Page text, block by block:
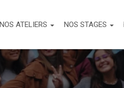
NOS ATELIERS NOS STAGES